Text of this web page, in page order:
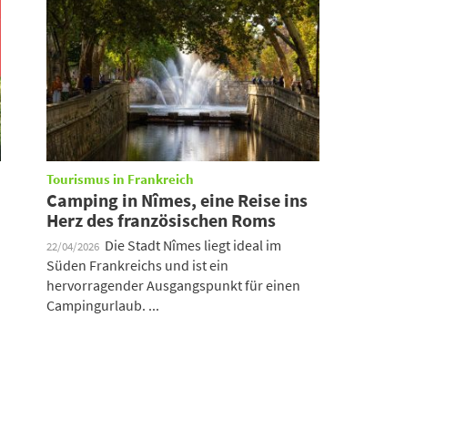
Tourismus in Frankreich
Camping in Nîmes, eine Reise ins
Herz des französischen Roms
22/04/2026 Die Stadt Nîmes liegt ideal im
Süden Frankreichs und ist ein
hervorragender Ausgangspunkt für einen
Campingurlaub. ...